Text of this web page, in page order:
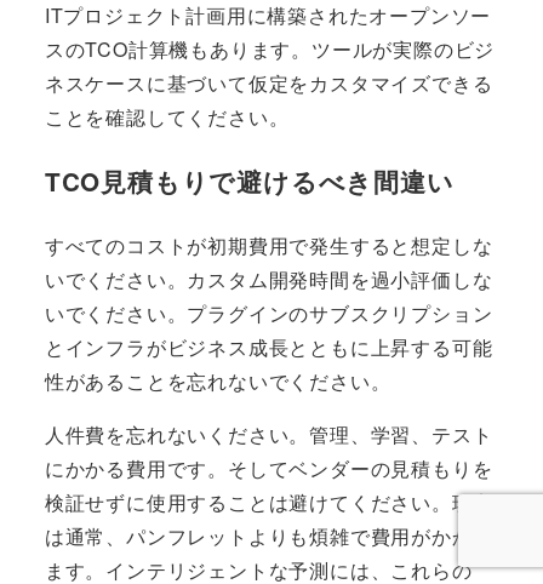
ITプロジェクト計画用に構築されたオープンソー
スのTCO計算機もあります。ツールが実際のビジ
ネスケースに基づいて仮定をカスタマイズできる
ことを確認してください。
TCO見積もりで避けるべき間違い
すべてのコストが初期費用で発生すると想定しな
いでください。カスタム開発時間を過小評価しな
いでください。プラグインのサブスクリプション
とインフラがビジネス成長とともに上昇する可能
性があることを忘れないでください。
人件費を忘れないください。管理、学習、テスト
にかかる費用です。そしてベンダーの見積もりを
検証せずに使用することは避けてください。現実
は通常、パンフレットよりも煩雑で費用がかかり
ます。インテリジェントな予測には、これらの